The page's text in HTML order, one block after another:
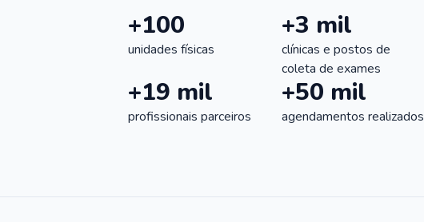
+100
unidades físicas
+3 mil
clínicas e postos de
coleta de exames
+19 mil
profissionais parceiros
+50 mil
agendamentos realizados